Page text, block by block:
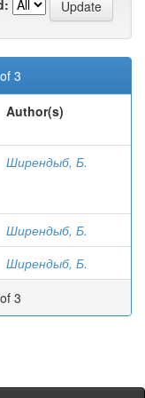
3
Author(s)
Ширендыб, Б.
Ширендыб, Б.
Ширендыб, Б.
3